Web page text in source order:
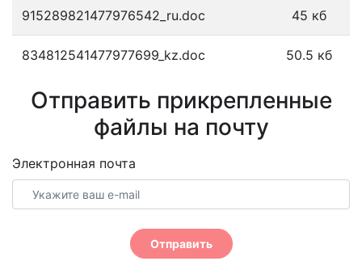
915289821477976542_ru.doc 45 кб
834812541477977699_kz.doc 50.5 кб
Отправить прикрепленные
файлы на почту
Электронная почта
Отправить